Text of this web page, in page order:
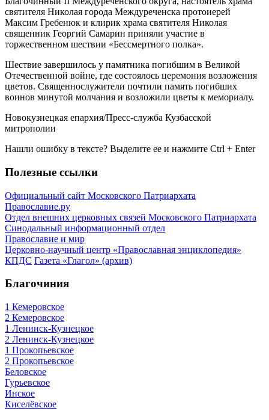
святителя Николая города Междуреченска протоиерей
Максим Гребенюк и клирик храма святителя Николая
священник Георгий Самарин приняли участие в
торжественном шествии «Бессмертного полка».
Шествие завершилось у памятника погибшим в Великой
Отечественной войне, где состоялось церемония возложения
цветов. Священнослужители почтили память погибших
воинов минутой молчания и возложили цветы к мемориалу.
Новокузнецкая епархия/Пресс-служба Кузбасской
митрополии
Нашли ошибку в тексте? Выделите ее и нажмите Ctrl + Enter
Полезные ссылки
Официальный сайт Московского Патриархата
Православие.ру
Отдел внешних церковных связей Московского Патриархата
Синодальный информационный отдел
Православие и мир
Церковно-научный центр «Православная энциклопедия»
КПДС Газета «Глагол» (архив)
Благочиния
1 Кемеровское
2 Кемеровское
1 Ленинск-Кузнецкое
2 Ленинск-Кузнецкое
1 Прокопьевское
2 Прокопьевское
Беловское
Гурьевское
Инское
Киселёвское